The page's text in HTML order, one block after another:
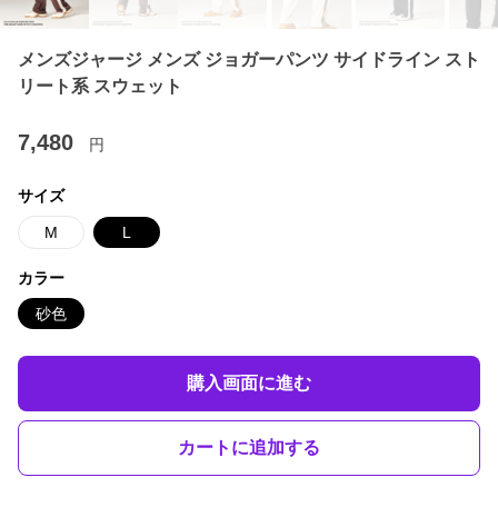
メンズジャージ メンズ ジョガーパンツ サイドライン スト
リート系 スウェット
7,480 円
サイズ
M L
カラー
砂色
購入画面に進む
カートに追加する